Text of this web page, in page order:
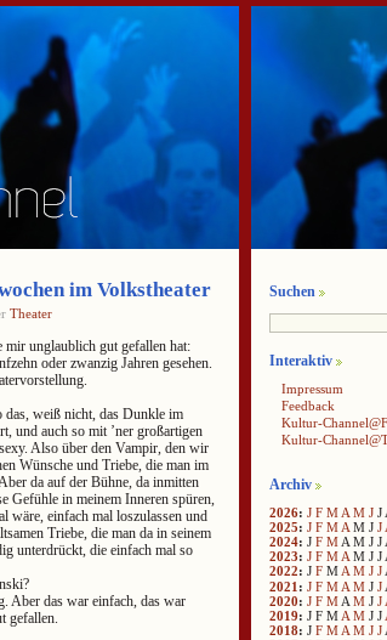
im Volkstheater
Theater
mir unglaublich gut gefallen hat:
oder zwanzig Jahren gesehen.
das, weiß nicht, das Dunkle im
und auch so mit ’ner großartigen
Also über den Vampir, den wir
Wünsche und Triebe, die man im
da auf der Bühne, da inmitten
Gefühle in meinem Inneren spüren,
wäre, einfach mal loszulassen und
Triebe, die man da in seinem
unterdrückt, die einfach mal so
Aber das war einfach, das war
gefallen.
Suchen
Interaktiv
Impressum
Feedback
Kultur-
Kultur-
Archiv
2026: J F M A M J J
2025: J F M A M J J
2024: J F M A M J J
2023: J F M A M J J
2022: J F MA M J J
2021 : J F M A M J J
2020: J F M A M J J
2019: J F M A M J J
2018: J F M A M J J